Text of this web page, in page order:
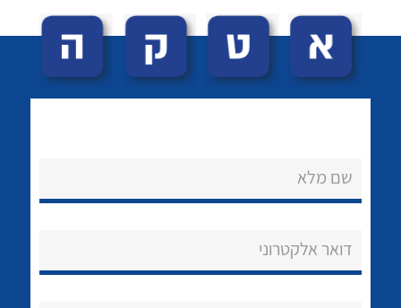
לכל מוצרי היצרן לכל מוצרי היצרן
שם מלא
דואר אלקטרוני